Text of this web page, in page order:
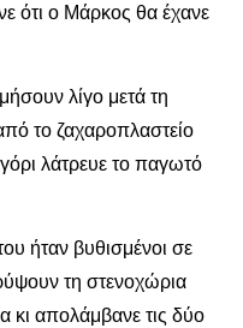
ότι ο Μάρκος θα έχανε
λίγο μετά τη
το ζαχαροπλαστείο
λάτρευε το παγωτό
ήταν βυθισμένοι σε
τη στενοχώρια
κι απολάμβανε τις δύο